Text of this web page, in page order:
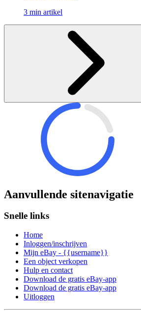
3 min artikel
Aanvullende sitenavigatie
Snelle links
Home
Inloggen/inschrijven
Mijn eBay - {{username}}
Een object verkopen
Hulp en contact
Download de gratis eBay-app
Download de gratis eBay-app
Uitloggen